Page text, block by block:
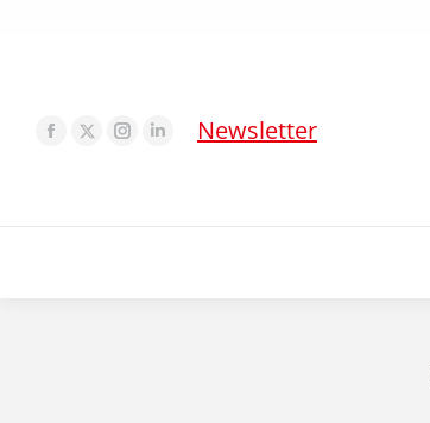
Newsletter